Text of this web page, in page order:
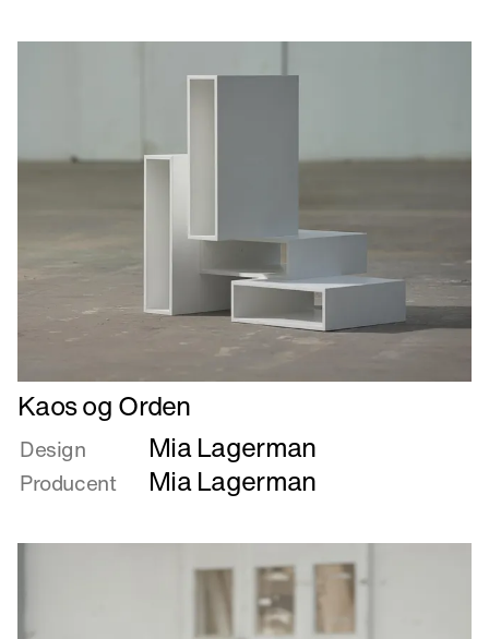
Læs
mere
om
Kaos
og
Kaos og Orden
Design Mia Lagerman
Producent Mia Lagerman